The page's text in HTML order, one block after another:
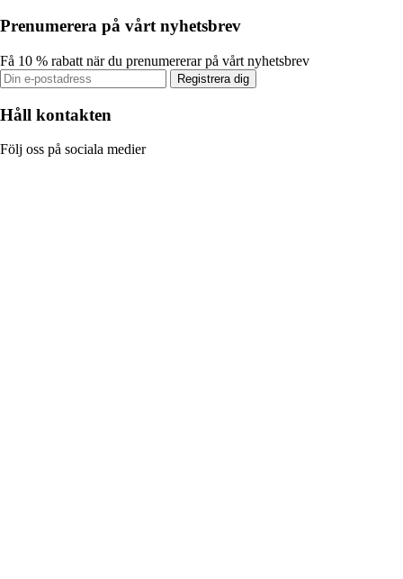
Prenumerera på vårt nyhetsbrev
Få 10 % rabatt när du prenumererar på vårt nyhetsbrev
Registrera dig
Håll kontakten
Följ oss på sociala medier